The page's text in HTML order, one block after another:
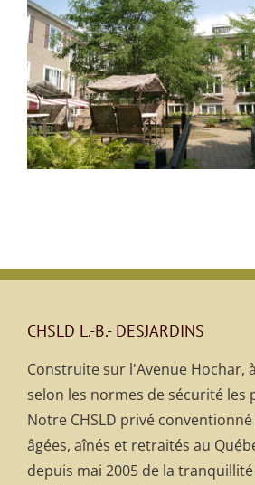
CHSLD L.-B.- DESJARDINS
Construite sur l'Avenue Hochar,
selon les normes de sécurité les
Notre CHSLD privé
âgées, aînés et retraités au
depuis mai 2005 de la